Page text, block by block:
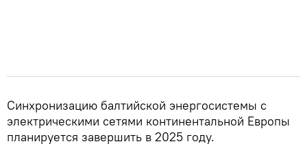
Синхронизацию балтийской энергосистемы с
электрическими сетями континентальной Европы
планируется завершить в 2025 году.